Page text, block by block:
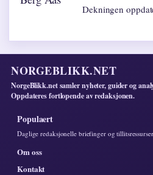
Dekningen
NORGEBLIKK.NET
NorgeBlikk.net samler nyheter, guider og
Oppdateres fortlopende av redaksjonen.
Populaert
Daglige redaksjonelle briefinger og
Om oss
Kontakt